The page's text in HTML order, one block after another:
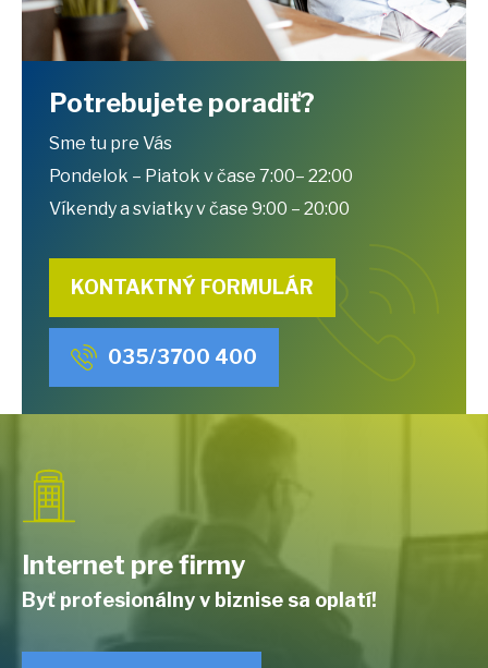
Potrebujete poradiť?
Sme tu pre Vás
Pondelok – Piatok v čase 7:00– 22:00
Víkendy a sviatky v čase 9:00 – 20:00
KONTAKTNÝ FORMULÁR
035/3700 400
Internet pre firmy
Byť profesionálny v biznise sa oplatí!